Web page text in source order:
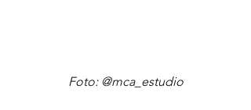
Foto: @mca_estudio